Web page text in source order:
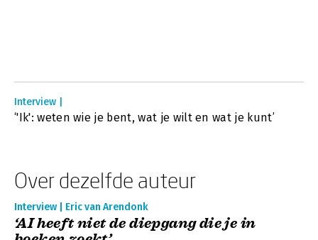
Interview |
‘'Ik': weten wie je bent, wat je wilt en wat je kunt’
Over dezelfde auteur
Interview | Eric van Arendonk
‘AI heeft niet de diepgang die je in